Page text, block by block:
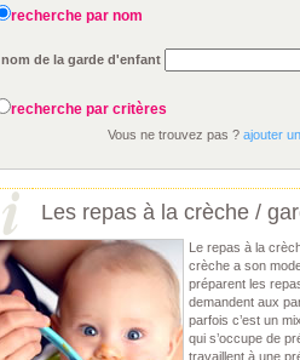
recherche par nom
nom de la garde d'enfant
recherche par critères
Vous ne trouvez pas ? ajouter
Les repas à la crèche /
Le repas à la
crèche a son
préparent les
demandent aux
parfois c’est un
qui s’occupe de
travaillent à une